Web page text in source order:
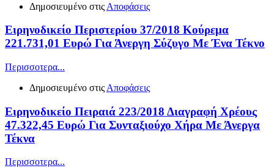
Δημοσιευμένο στις Αποφάσεις
Ειρηνοδικείο Περιστερίου 37/2018 Κούρεμα
221.731,01 Ευρώ Για Άνεργη Σύζυγο Με Ένα Τέκνο
Περισσοτερα...
Δημοσιευμένο στις Αποφάσεις
Ειρηνοδικείο Πειραιά 223/2018 Διαγραφή Χρέους
47.322,45 Ευρώ Για Συνταξιούχο Χήρα Με Άνεργα
Τέκνα
Περισσοτερα...